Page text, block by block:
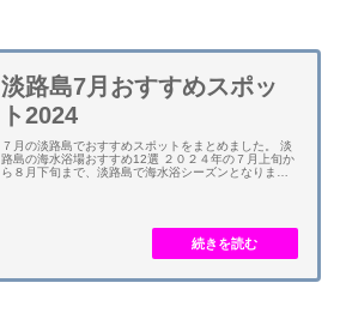
淡路島7月おすすめスポッ
ト2024
７月の淡路島でおすすめスポットをまとめました。 淡
路島の海水浴場おすすめ12選 ２０２４年の７月上旬か
ら８月下旬まで、淡路島で海水浴シーズンとなりま